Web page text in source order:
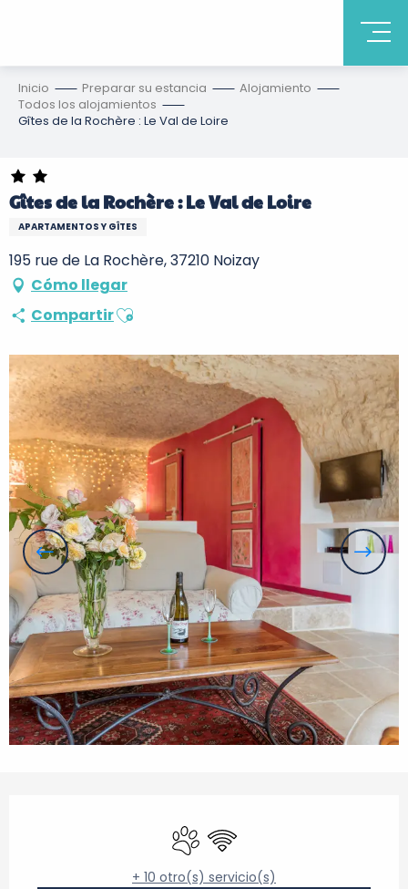
Inicio Preparar su estancia
Alojamiento
Todos los alojamientos
Gîtes de la Rochère : Le Val de Loire
Gîtes de la Rochère : Le Val de Loire
APARTAMENTOS Y GÎTES
195 rue de La Rochère, 37210 Noizay
Cómo llegar
CompartirAjouter aux favoris
Se aceptan animales
Wifi
+ 10 otro(s) servicio(s)